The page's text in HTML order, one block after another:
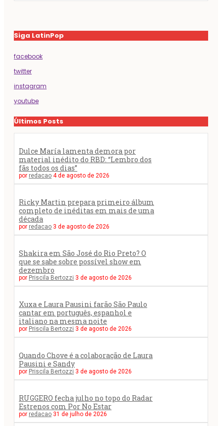
Siga LatinPop
facebook
twitter
instagram
youtube
Últimos Posts
Dulce María lamenta demora por
material inédito do RBD: “Lembro dos
fãs todos os dias”
por redacao 4 de agosto de 2026
Ricky Martin prepara primeiro álbum
completo de inéditas em mais de uma
década
por redacao 3 de agosto de 2026
Shakira em São José do Rio Preto? O
que se sabe sobre possível show em
dezembro
por Priscila Bertozzi 3 de agosto de 2026
Xuxa e Laura Pausini farão São Paulo
cantar em português, espanhol e
italiano na mesma noite
por Priscila Bertozzi 3 de agosto de 2026
Quando Chove é a colaboração de Laura
Pausini e Sandy
por Priscila Bertozzi 3 de agosto de 2026
RUGGERO fecha julho no topo do Radar
Estrenos com Por No Estar
por redacao 31 de julho de 2026